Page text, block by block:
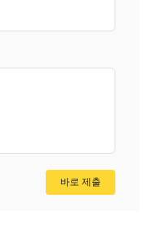
and investment
that I can consider
these combined
바로 제출